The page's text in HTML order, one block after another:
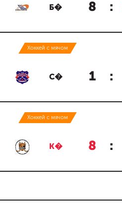
Б� 8 :
Хоккей с мячом
С� 1 :
Хоккей с мячом
К� 8 :